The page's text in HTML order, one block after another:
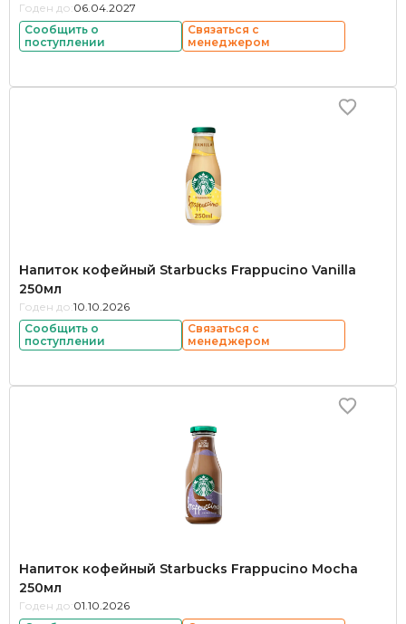
Годен до: 06.04.2027
Сообщить о
поступлении
Связаться с
менеджером
Напиток кофейный Starbucks Frappucino Vanilla
250мл
Годен до: 10.10.2026
Сообщить о
поступлении
Связаться с
менеджером
Напиток кофейный Starbucks Frappucino Mocha
250мл
Годен до: 01.10.2026